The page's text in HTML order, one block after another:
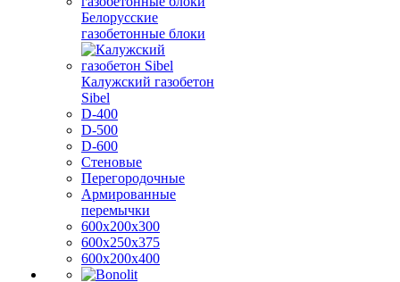
Белорусские
газобетонные блоки
Калужский газобетон
Sibel
D-400
D-500
D-600
Стеновые
Перегородочные
Армированные
перемычки
600х200х300
600х250х375
600х200х400